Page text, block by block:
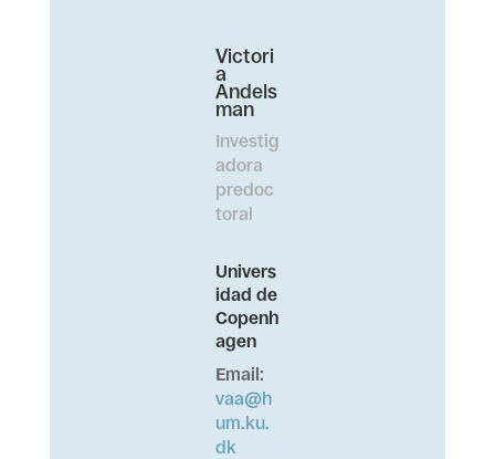
Victori
a
Andels
man
Investig
adora
predoc
toral
Univers
idad de
Copenh
agen
Email:
vaa@h
um.ku.
dk